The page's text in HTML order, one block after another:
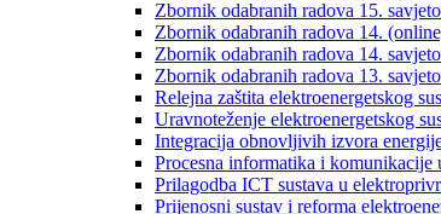
Zbornik odabranih radova 15.
Zbornik odabranih radova 14.
Zbornik odabranih radova 14.
Zbornik odabranih radova 13.
Relejna zaštita elektroenergetskog
Uravnoteženje elektroenergetskog
Integracija obnovljivih izvora
Procesna informatika i komunikacije
Prilagodba ICT sustava u
Prijenosni sustav i reforma